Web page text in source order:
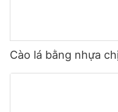
Cào lá bằng nhựa